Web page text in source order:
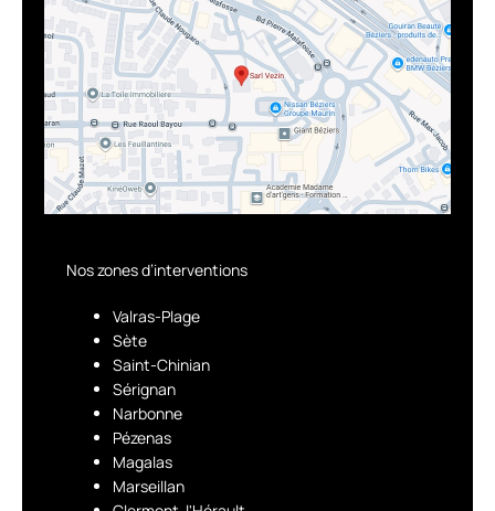
Nos zones d’interventions
Valras-Plage
Sète
Saint-Chinian
Sérignan
Narbonne
Pézenas
Magalas
Marseillan